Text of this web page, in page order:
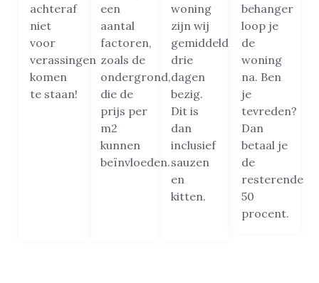
achteraf
niet
voor
verassingen
komen
te staan!
een
aantal
factoren,
zoals de
ondergrond,
die de
prijs per
m2
kunnen
beïnvloeden.
woning
zijn wij
gemiddeld
drie
dagen
bezig.
Dit is
dan
inclusief
sauzen
en
kitten.
behanger
loop je
de
woning
na. Ben
je
tevreden?
Dan
betaal je
de
resterende
50
procent.